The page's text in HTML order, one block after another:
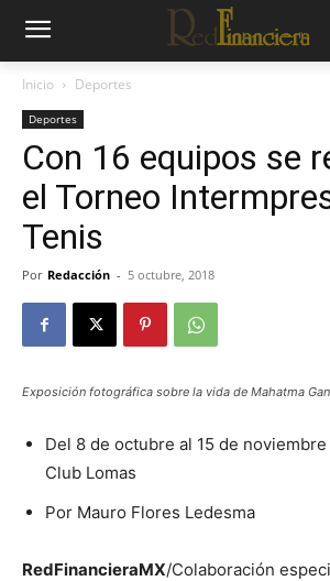
Inicio Deportes
Deportes
Con 16 equipos se
el Torneo
Tenis
Por Redacción - 5 octubre, 2018
Exposición fotográfica sobre la vida de Mahatma
Del 8 de octubre al 15 de
Club Lomas
Por Mauro Flores Ledesma
RedFinancieraMX/Colaboración